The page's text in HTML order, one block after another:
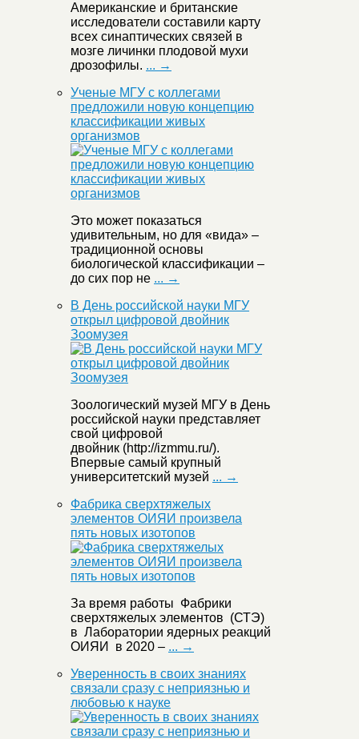
Американские и британские
исследователи составили карту
всех синаптических связей в
мозге личинки плодовой мухи
дрозофилы. ... →
Ученые МГУ с коллегами
предложили новую концепцию
классификации живых
организмов
Это может показаться
удивительным, но для «вида» –
традиционной основы
биологической классификации –
до сих пор не ... →
В День российской науки МГУ
открыл цифровой двойник
Зоомузея
Зоологический музей МГУ в День
российской науки представляет
свой цифровой
двойник (http://izmmu.ru/).
Впервые самый крупный
университетский музей ... →
Фабрика сверхтяжелых
элементов ОИЯИ произвела
пять новых изотопов
За время работы Фабрики
сверхтяжелых элементов (СТЭ)
в Лаборатории ядерных реакций
ОИЯИ в 2020 – ... →
Уверенность в своих знаниях
связали сразу с неприязнью и
любовью к науке